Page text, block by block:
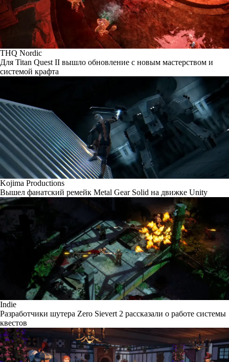
THQ Nordic
Для Titan Quest II вышло обновление с новым мастерством и
системой крафта
Kojima Productions
Вышел фанатский ремейк Metal Gear Solid на движке Unity
Indie
Разработчики шутера Zero Sievert 2 рассказали о работе системы
квестов